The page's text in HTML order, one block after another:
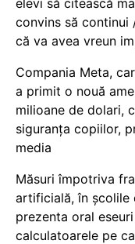
elevi să citească
convins să
că va avea vreun
Compania Meta,
a primit o nouă
milioane de dolari,
siguranța copiilor,
media
Măsuri împotriva
artificială, în școlile
prezenta oral
calculatoarele pe